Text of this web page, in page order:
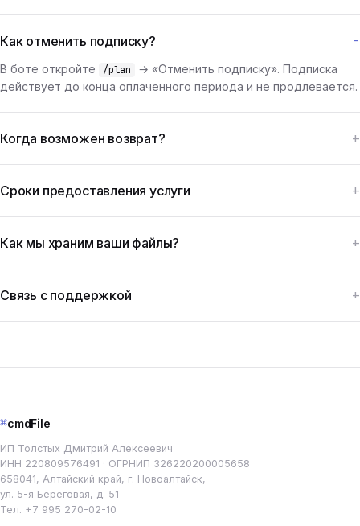
Как отменить подписку?
В боте откройте /plan
→ «Отменить подписку». Подписка
действует до конца оплаченного периода и не продлевается.
Когда возможен возврат?
Сроки предоставления услуги
Как мы храним ваши файлы?
Связь с поддержкой
⌘cmdFile
ИП Толстых Дмитрий Алексеевич
ИНН 220809576491 · ОГРНИП 326220200005658
658041, Алтайский край, г. Новоалтайск,
ул. 5-я Береговая, д. 51
Тел. +7 995 270-02-10